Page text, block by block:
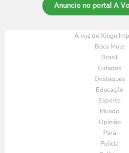
Anuncie no portal A
A voz do Xingu
Boca Mole
Brasil
Cidades
Destaques
Educação
Esporte
Mundo
Opinião
Pará
Polícia